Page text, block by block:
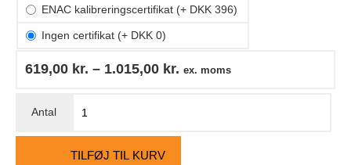
ENAC kalibreringscertifikat (+ DKK 396)
Ingen certifikat (+ DKK 0)
619,00 kr. – 1.015,00 kr. ex. moms
TILFØJ TIL KURV